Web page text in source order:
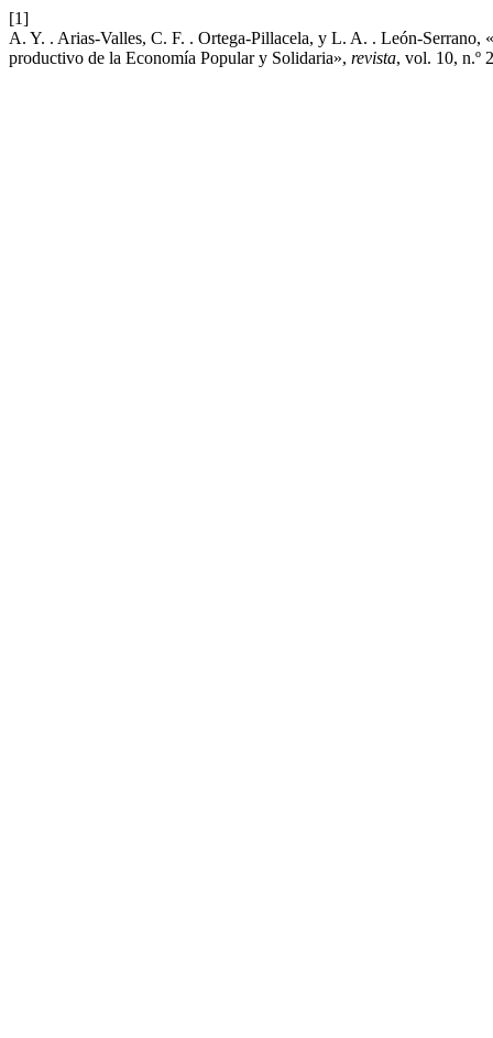
[1]
A. Y. . Arias-Valles, C. F. . Ortega-Pillacela, y L. A. . León-Serrano,
productivo de la Economía Popular y Solidaria», revista, vol. 10, n.º